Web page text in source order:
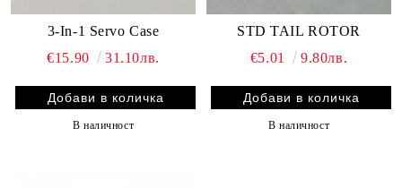
3-In-1 Servo Case
€15.90
31.10лв.
В наличност
STD TAIL ROTOR
€5.01
9.80лв.
В наличност